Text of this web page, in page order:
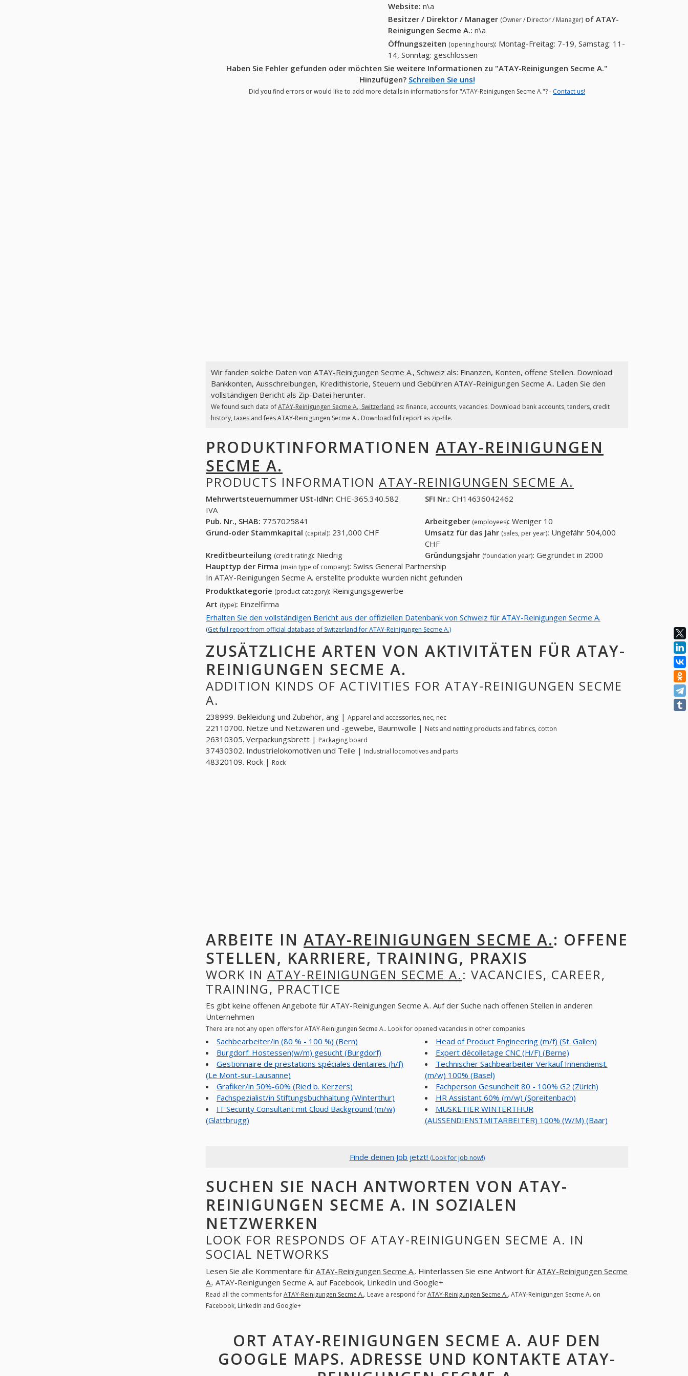
Website: n\a
Besitzer / Direktor / Manager (Owner / Director / Manager) ofATAY-
Reinigungen Secme A.: n\a
Öffnungszeiten (opening hours): Montag-Freitag: 7-19, Samstag: 11-
14, Sonntag: geschlossen
Haben Sie Fehler gefunden oder möchten Sie weitere Informationen zu "ATAY-Reinigungen Secme A."
Hinzufügen? Schreiben Sie uns!
Did you find errors or would like to add more details in informations for "ATAY-Reinigungen Secme A."? - Contact us!
Wir fanden solche Daten von ATAY-Reinigungen Secme A., Schweiz als: Finanzen, Konten, offene Stellen. Download
Bankkonten, Ausschreibungen, Kredithistorie, Steuern und Gebühren ATAY-Reinigungen Secme A.. Laden Sie den
vollständigen Bericht als Zip-Datei herunter.
We found such data ofATAY-Reinigungen Secme A., Switzerland as: finance, accounts, vacancies. Download bank accounts, tenders, credit
history, taxes and fees ATAY-Reinigungen Secme A.. Download full report as zip-file.
PRODUKTINFORMATIONEN ATAY-REINIGUNGEN
SECME A.
PRODUCTS INFORMATION ATAY-REINIGUNGEN SECME A.
Mehrwertsteuernummer USt-IdNr: CHE-365.340.582
IVA
SFI Nr.: CH14636042462
Pub. Nr., SHAB: 7757025841 Arbeitgeber (employees): Weniger 10
Grund-oder Stammkapital (capital): 231,000 CHF Umsatz für das Jahr (sales, per year): Ungefähr 504,000
CHF
Kreditbeurteilung (credit rating): Niedrig Gründungsjahr (foundation year): Gegründet in 2000
Haupttyp der Firma (main type of company): Swiss General Partnership
In ATAY-Reinigungen Secme A. erstellte produkte wurden nicht gefunden
Produktkategorie (product category): Reinigungsgewerbe
Art (type): Einzelfirma
Erhalten Sie den vollständigen Bericht aus der offiziellen Datenbank von Schweiz für ATAY-Reinigungen Secme A.
(Get full report from official database of Switzerland for ATAY-Reinigungen Secme A.)
ZUSÄTZLICHE ARTEN VON AKTIVITÄTEN FÜR ATAY-
REINIGUNGEN SECME A.
ADDITION KINDS OF ACTIVITIES FOR ATAY-REINIGUNGEN SECME
A.
238999. Bekleidung und Zubehör, ang | Apparel and accessories, nec, nec
22110700. Netze und Netzwaren und -gewebe, Baumwolle | Nets and netting products and fabrics, cotton
26310305. Verpackungsbrett | Packaging board
37430302. Industrielokomotiven und Teile | Industrial locomotives and parts
48320109. Rock | Rock
ARBEITE IN ATAY-REINIGUNGEN SECME A.: OFFENE
STELLEN, KARRIERE, TRAINING, PRAXIS
WORK IN ATAY-REINIGUNGEN SECME A.: VACANCIES, CAREER,
TRAINING, PRACTICE
Es gibt keine offenen Angebote für ATAY-Reinigungen Secme A.. Auf der Suche nach offenen Stellen in anderen
Unternehmen
There are not any open offers for ATAY-Reinigungen Secme A.. Look for opened vacancies in other companies
Sachbearbeiter/in (80 % - 100 %) (Bern)
Burgdorf: Hostessen(w/m) gesucht (Burgdorf)
Gestionnaire de prestations spéciales dentaires (h/f)
(Le Mont-sur-Lausanne)
Grafiker/in 50%-60% (Ried b. Kerzers)
Fachspezialist/in Stiftungsbuchhaltung (Winterthur)
IT Security Consultant mit Cloud Background (m/w)
(Glattbrugg)
Head of Product Engineering (m/f) (St. Gallen)
Expert décolletage CNC (H/F) (Berne)
Technischer Sachbearbeiter Verkauf Innendienst.
(m/w) 100% (Basel)
Fachperson Gesundheit 80 - 100% G2 (Zürich)
HR Assistant 60% (m/w) (Spreitenbach)
MUSKETIER WINTERTHUR
(AUSSENDIENSTMITARBEITER) 100% (W/M) (Baar)
Finde deinen Job jetzt! (Look for job now!)
SUCHEN SIE NACH ANTWORTEN VON ATAY-
REINIGUNGEN SECME A. IN SOZIALEN
NETZWERKEN
LOOK FOR RESPONDS OF ATAY-REINIGUNGEN SECME A. IN
SOCIAL NETWORKS
Lesen Sie alle Kommentare für ATAY-Reinigungen Secme A.. Hinterlassen Sie eine Antwort für ATAY-Reinigungen Secme
A.. ATAY-Reinigungen Secme A. auf Facebook, LinkedIn und Google+
Read all the comments forATAY-Reinigungen Secme A.. Leave a respond forATAY-Reinigungen Secme A.. ATAY-Reinigungen Secme A. on
Facebook, LinkedIn and Google+
ORT ATAY-REINIGUNGEN SECME A. AUF DEN
GOOGLE MAPS. ADRESSE UND KONTAKTE ATAY-